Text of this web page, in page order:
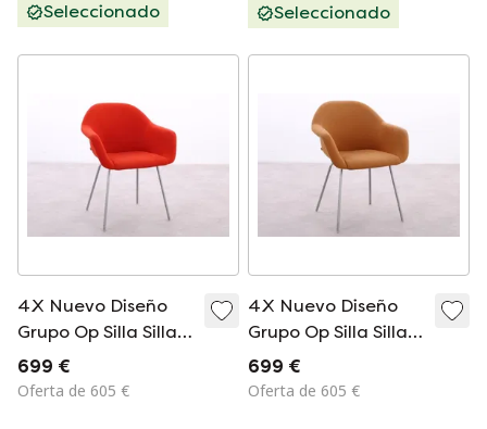
Seleccionado
Seleccionado
4X Nuevo Diseño
Grupo Op Silla Silla
Lana Naranja
699 €
Oferta de 605 €
4X Nuevo Diseño
Grupo Op Silla Silla
Naranja Claro
699 €
Oferta de 605 €